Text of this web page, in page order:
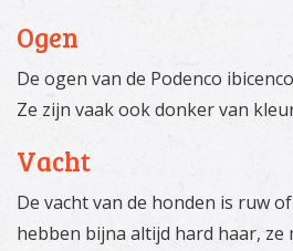
Ogen
De ogen van de Podenco
Ze zijn vaak ook donker van
Vacht
De vacht van de honden is ruw
hebben bijna altijd hard haar,